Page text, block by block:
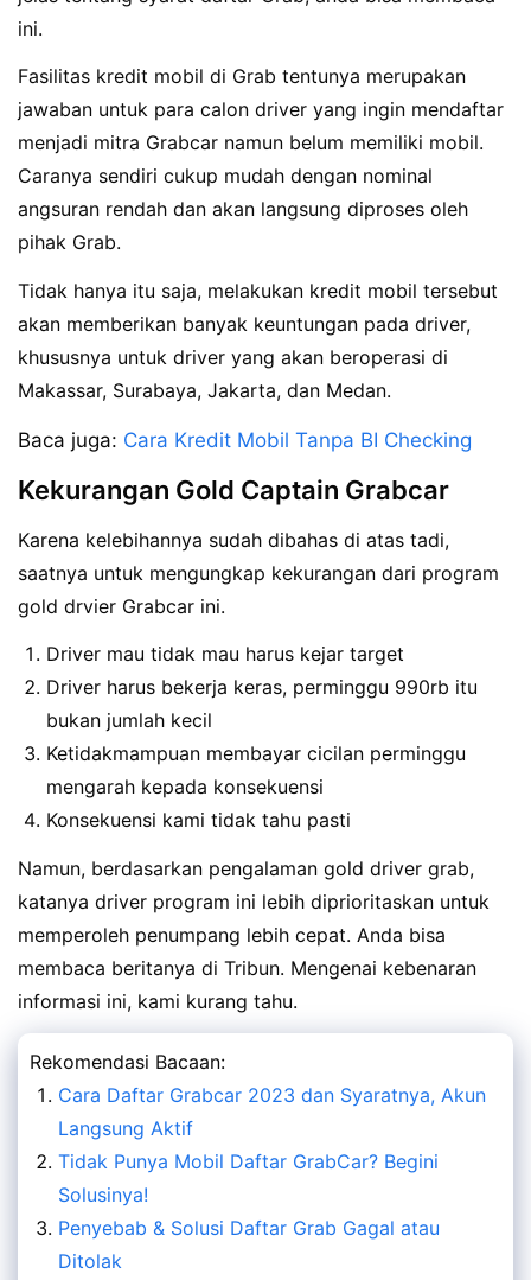
ini.
Fasilitas kredit mobil di Grab tentunya merupakan
jawaban untuk para calon driver yang ingin mendaftar
menjadi mitra Grabcar namun belum memiliki mobil.
Caranya sendiri cukup mudah dengan nominal
angsuran rendah dan akan langsung diproses oleh
pihak Grab.
Tidak hanya itu saja, melakukan kredit mobil tersebut
akan memberikan banyak keuntungan pada driver,
khususnya untuk driver yang akan beroperasi di
Makassar, Surabaya, Jakarta, dan Medan.
Baca juga: Cara Kredit Mobil Tanpa BI Checking
Kekurangan Gold Captain Grabcar
Karena kelebihannya sudah dibahas di atas tadi,
saatnya untuk mengungkap kekurangan dari program
gold drvier Grabcar ini.
Driver mau tidak mau harus kejar target
Driver harus bekerja keras, perminggu 990rb itu
bukan jumlah kecil
Ketidakmampuan membayar cicilan perminggu
mengarah kepada konsekuensi
Konsekuensi kami tidak tahu pasti
Namun, berdasarkan pengalaman gold driver grab,
katanya driver program ini lebih diprioritaskan untuk
memperoleh penumpang lebih cepat. Anda bisa
membaca beritanya di Tribun. Mengenai kebenaran
informasi ini, kami kurang tahu.
Rekomendasi Bacaan:
Cara Daftar Grabcar 2023 dan Syaratnya, Akun
Langsung Aktif
Tidak Punya Mobil Daftar GrabCar? Begini
Solusinya!
Penyebab & Solusi Daftar Grab Gagal atau
Ditolak